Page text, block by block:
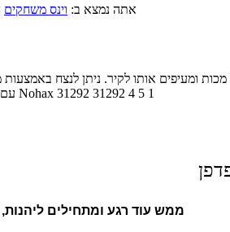
אתה נמצא ב: וינס משחקים
ומעיפים אותו לקיר. ניתן לנצח באמצעות
Nohax 31292 31292 4 5 1
ממש עוד רגע ומתחילים